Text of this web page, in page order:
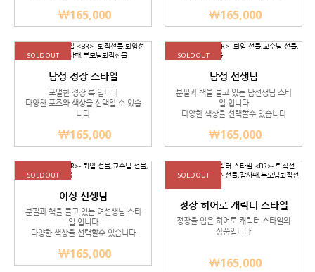
165,000 165,000
SOLDOUT
남성 정장 스타일
- 퇴직선물,퇴임선물,승진선물,감
사패,부모님퇴직선물
포멀한 정장 룩 입니다
다양한 포즈와 색상을 선택할 수 있습
니다
165,000
SOLDOUT
남성 선생님
- 퇴임 선물,교수님 선물,감사패,
임용선물
분필과 책을 들고 있는 남선생님 스타
일 입니다
다양한 색상을 선택할수 있습니다
165,000
SOLDOUT
여성 선생님
- 퇴임 선물,교수님 선물,감사패,
임용선물
분필과 책을 들고 있는 여선생님 스타
일 입니다
다양한 색상을 선택할수 있습니다
165,000
SOLDOUT
정장 히어로 캐릭터 스타일
- 퇴직선물,전출선물,승진선물,감
사패,부모님퇴직선물
정장을 입은 히어로 캐릭터 스타일의
상품입니다
165,000